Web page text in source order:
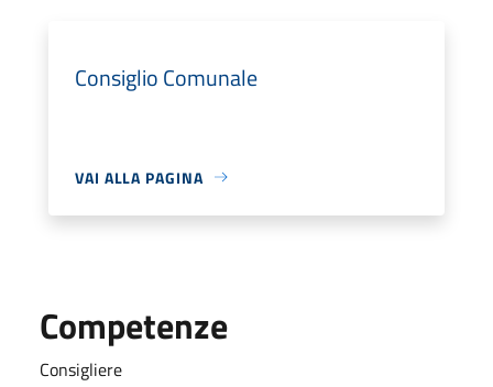
Consiglio Comunale
VAI ALLA PAGINA
Competenze
Consigliere